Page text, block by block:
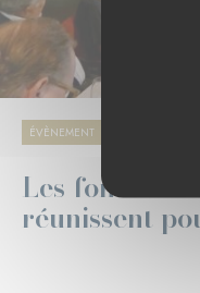
ÉVÈNEMENT
Les
réunissent